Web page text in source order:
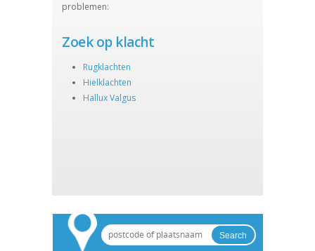
problemen:
Zoek op klacht
Rugklachten
Hielklachten
Hallux Valgus